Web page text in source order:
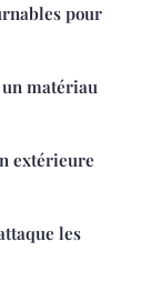
pour
un matériau
extérieure
les